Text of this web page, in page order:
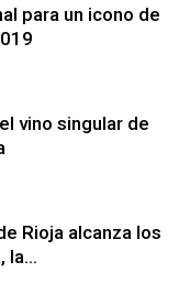
para un icono de
vino singular de
Rioja alcanza los
la...